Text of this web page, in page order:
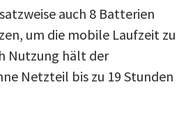
auch 8 Batterien
um die mobile Laufzeit zu
Nutzung hält der
Netzteil bis zu 19 Stunden